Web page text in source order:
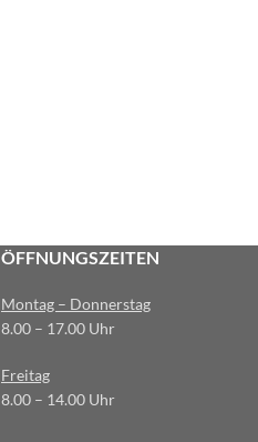
ÖFFNUNGSZEITEN
Montag – Donnerstag
8.00 – 17.00 Uhr
Freitag
8.00 – 14.00 Uhr